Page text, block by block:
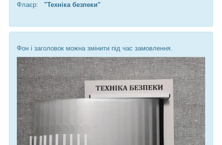
Флаєр:
"Техніка безпеки"
Фон і заголовок можна змінити під час замовлення.